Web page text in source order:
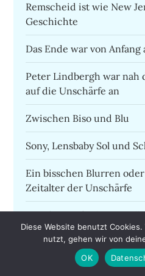
Remscheid ist wie New
Geschichte
Das Ende war von Anfang
Peter Lindbergh war nah
auf die Unschärfe an
Zwischen Biso und Blu
Sony, Lensbaby Sol und
Ein bisschen Blurren
Zeitalter der Unschärfe
Vom fotografischen ins
Bokeh is the quality of
ästhetische Qualität der
Diese Website benutzt
nutzt, gehen wir von
OK